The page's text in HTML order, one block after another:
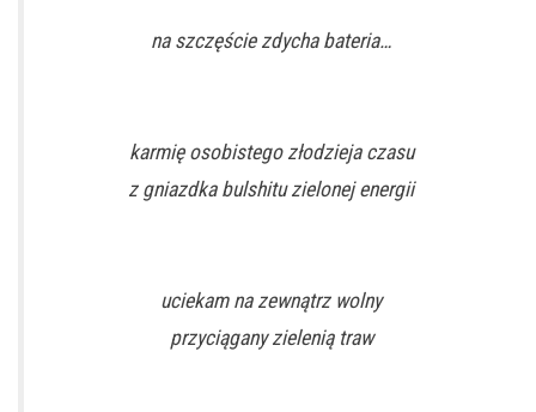
na szczęście zdycha bateria…
karmię osobistego złodzieja czasu
z gniazdka bulshitu zielonej energii
uciekam na zewnątrz wolny
przyciągany zielenią traw